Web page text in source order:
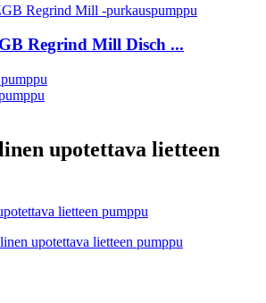
Regrind Mill Disch ...
upotettava lietteen